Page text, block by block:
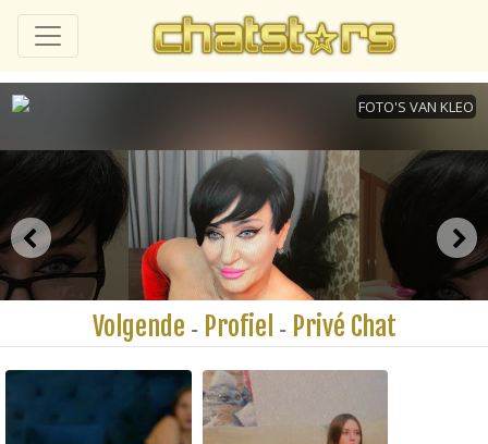
Volgende - Profiel - Privé Chat